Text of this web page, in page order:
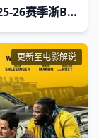
7月13日25-26赛季浙BA 海宁75VS84南湖
更新至电影解说